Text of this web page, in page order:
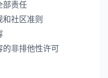
部责任
社区准则
的非排他性许可